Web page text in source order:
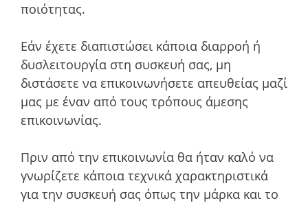
ποιότητας.
Εάν έχετε διαπιστώσει κάποια διαρροή ή
δυσλειτουργία στη συσκευή σας, μη
διστάσετε να επικοινωνήσετε απευθείας μαζί
μας με έναν από τους τρόπους άμεσης
επικοινωνίας.
Πριν από την επικοινωνία θα ήταν καλό να
γνωρίζετε κάποια τεχνικά χαρακτηριστικά
για την συσκευή σας όπως την μάρκα και το